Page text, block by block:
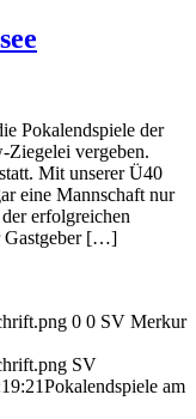
Pokalendspiele der
vergeben.
Mit unserer Ü40
eine Mannschaft nur
erfolgreichen
Gastgeber […]
0 0 SV Merkur
SV
Pokalendspiele am